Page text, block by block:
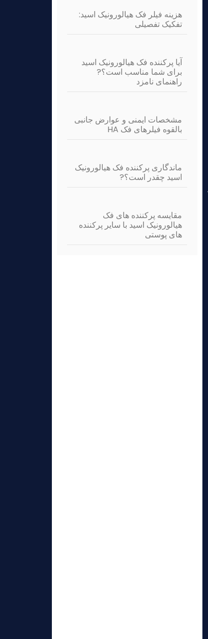
هزینه فیلر فک هیالورونیک اسید:
تفکیک تفصیلی
آیا پرکننده فک هیالورونیک اسید
برای شما مناسب است؟?
راهنمای نامزد
مشخصات ایمنی و عوارض جانبی
بالقوه فیلرهای فک HA
ماندگاری پرکننده فک هیالورونیک
اسید چقدر است؟?
مقایسه پرکننده های فک
هیالورونیک اسید با سایر پرکننده
های پوستی